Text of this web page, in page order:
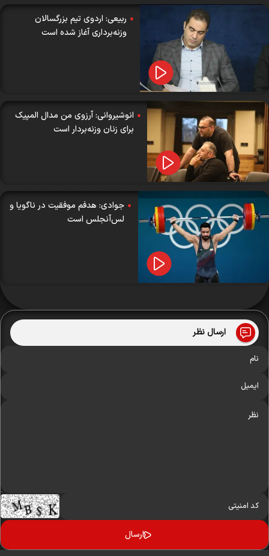
ربیعی: اردوی تیم بزرگسالان
وزنه‌برداری آغاز شده است
انوشیروانی: آرزوی من مدال المپیک
برای زنان وزنه‌بردار است
جوادی: هدفم موفقیت در ناگویا و
لس‌آنجلس است
ارسال نظر